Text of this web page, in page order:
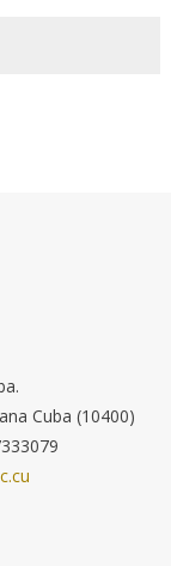
Cuba (10400)